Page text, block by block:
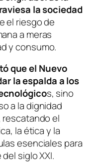
la sociedad
el riesgo de
a meras
y consumo.
que el Nuevo
la espalda a los
s, sino
a la dignidad
el
la ética y la
esenciales para
siglo XXI.